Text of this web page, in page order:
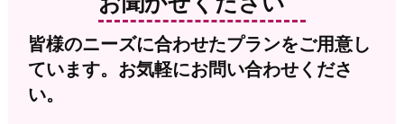
皆様のニーズに合わせたプランをご用意し
ています。お気軽にお問い合わせくださ
い。